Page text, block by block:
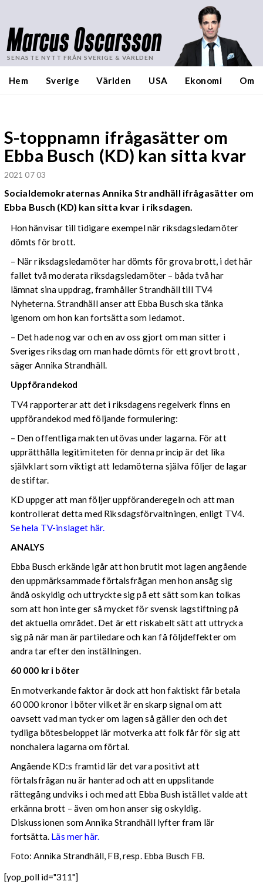
Marcus Oscarsson
SENASTE NYTT FRÅN SVERIGE & VÄRLDEN
Hem Sverige Världen USA Ekonomi Om
S-toppnamn ifrågasätter om
Ebba Busch (KD) kan sitta kvar
2021 07 03
Socialdemokraternas Annika Strandhäll ifrågasätter om
Ebba Busch (KD) kan sitta kvar i riksdagen.
Hon hänvisar till tidigare exempel när riksdagsledamöter
dömts för brott.
– När riksdagsledamöter har dömts för grova brott, i det här
fallet två moderata riksdagsledamöter – båda två har
lämnat sina uppdrag, framhåller Strandhäll till TV4
Nyheterna. Strandhäll anser att Ebba Busch ska tänka
igenom om hon kan fortsätta som ledamot.
– Det hade nog var och en av oss gjort om man sitter i
Sveriges riksdag om man hade dömts för ett grovt brott ,
säger Annika Strandhäll.
Uppförandekod
TV4 rapporterar att det i riksdagens regelverk finns en
uppförandekod med följande formulering:
– Den offentliga makten utövas under lagarna. För att
upprätthålla legitimiteten för denna princip är det lika
självklart som viktigt att ledamöterna själva följer de lagar
de stiftar.
KD uppger att man följer uppföranderegeln och att man
kontrollerat detta med Riksdagsförvaltningen, enligt TV4.
Se hela TV-inslaget här.
ANALYS
Ebba Busch erkände igår att hon brutit mot lagen angående
den uppmärksammade förtalsfrågan men hon ansåg sig
ändå oskyldig och uttryckte sig på ett sätt som kan tolkas
som att hon inte ger så mycket för svensk lagstiftning på
det aktuella området. Det är ett riskabelt sätt att uttrycka
sig på när man är partiledare och kan få följdeffekter om
andra tar efter den inställningen.
60 000 kr i böter
En motverkande faktor är dock att hon faktiskt får betala
60 000 kronor i böter vilket är en skarp signal om att
oavsett vad man tycker om lagen så gäller den och det
tydliga bötesbeloppet lär motverka att folk får för sig att
nonchalera lagarna om förtal.
Angående KD:s framtid lär det vara positivt att
förtalsfrågan nu är hanterad och att en uppslitande
rättegång undviks i och med att Ebba Bush istället valde att
erkänna brott – även om hon anser sig oskyldig.
Diskussionen som Annika Strandhäll lyfter fram lär
fortsätta. Läs mer här.
Foto: Annika Strandhäll, FB, resp. Ebba Busch FB.
[yop_poll id="311"]